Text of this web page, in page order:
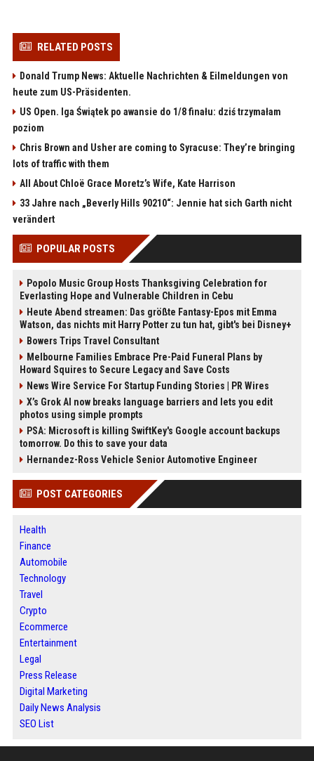
RELATED POSTS
Donald Trump News: Aktuelle Nachrichten & Eilmeldungen von
heute zum US-Präsidenten.
US Open. Iga Świątek po awansie do 1/8 finału: dziś trzymałam
poziom
Chris Brown and Usher are coming to Syracuse: They’re bringing
lots of traffic with them
All About Chloë Grace Moretz’s Wife, Kate Harrison
33 Jahre nach „Beverly Hills 90210“: Jennie hat sich Garth nicht
verändert
POPULAR POSTS
Popolo Music Group Hosts Thanksgiving Celebration for
Everlasting Hope and Vulnerable Children in Cebu
Heute Abend streamen: Das größte Fantasy-Epos mit Emma
Watson, das nichts mit Harry Potter zu tun hat, gibt's bei Disney+
Bowers Trips Travel Consultant
Melbourne Families Embrace Pre-Paid Funeral Plans by
Howard Squires to Secure Legacy and Save Costs
News Wire Service For Startup Funding Stories | PR Wires
X’s Grok AI now breaks language barriers and lets you edit
photos using simple prompts
PSA: Microsoft is killing SwiftKey's Google account backups
tomorrow. Do this to save your data
Hernandez-Ross Vehicle Senior Automotive Engineer
POST CATEGORIES
Health
Finance
Automobile
Technology
Travel
Crypto
Ecommerce
Entertainment
Legal
Press Release
Digital Marketing
Daily News Analysis
SEO List